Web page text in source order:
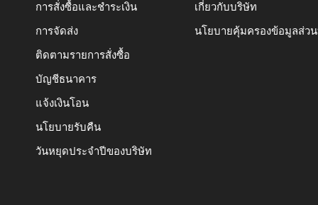
การสั่งซื้อและชำระเงิน
การจัดส่ง
ติดตามรายการสั่งซื้อ
บัญชีธนาคาร
แจ้งเงินโอน
นโยบายรับคืน
วันหยุดประจำปีของบริษัท
เกี่ยวกับบริษัท
นโยบายคุ้มครองข้อมูลส่ว